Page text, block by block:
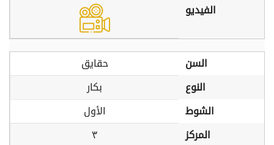
الفيديو
السن
حقايق
النوع
بكار
الشوط
الأول
المركز
٣